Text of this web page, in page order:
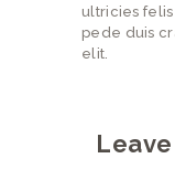
ultricies
pede duis
elit.